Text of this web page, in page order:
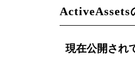
ActiveAssets
現在公開され